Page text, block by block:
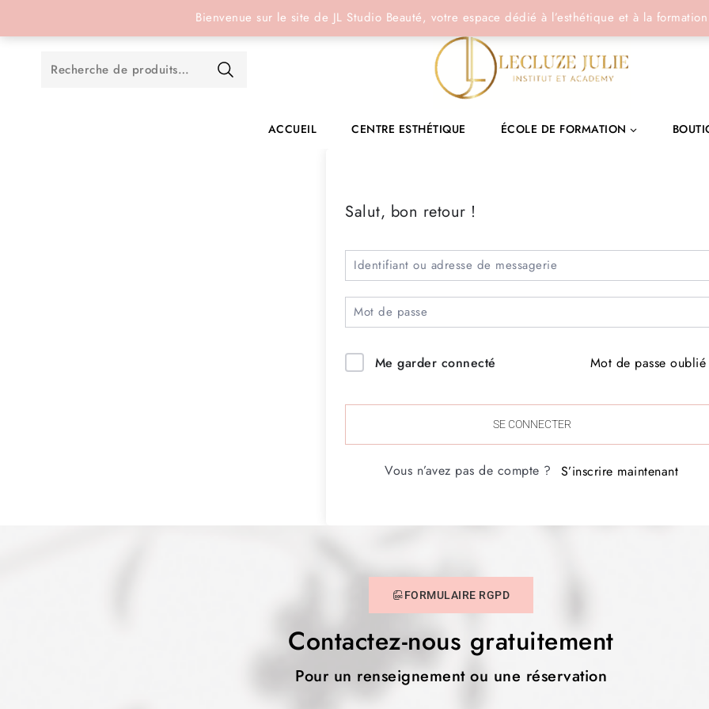
Bienvenue sur le site de JL Studio Beauté, votre espace dédié à l’esthétique et à la
ACCUEIL CENTRE ESTHÉTIQUE ÉCOLE DE FORMATION
Salut, bon retour !
Me garder connecté Mot de passe
SE CONNECTER
Vous n’avez pas de compte ? S’inscrire maintenant
FORMULAIRE RGPD
Contactez-nous gratuitement
Pour un renseignement ou une réservation